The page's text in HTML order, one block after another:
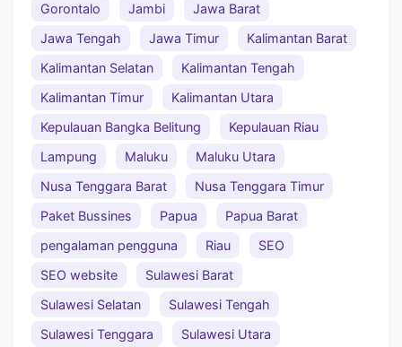
Gorontalo
Jambi
Jawa Barat
Jawa Tengah
Jawa Timur
Kalimantan Barat
Kalimantan Selatan
Kalimantan Tengah
Kalimantan Timur
Kalimantan Utara
Kepulauan Bangka Belitung
Kepulauan Riau
Lampung
Maluku
Maluku Utara
Nusa Tenggara Barat
Nusa Tenggara Timur
Paket Bussines
Papua
Papua Barat
pengalaman pengguna
Riau
SEO
SEO website
Sulawesi Barat
Sulawesi Selatan
Sulawesi Tengah
Sulawesi Tenggara
Sulawesi Utara